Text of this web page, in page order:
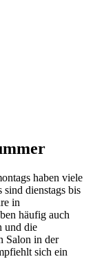
haben viele
dienstags bis
in
häufig auch
und die
Salon in der
sich ein